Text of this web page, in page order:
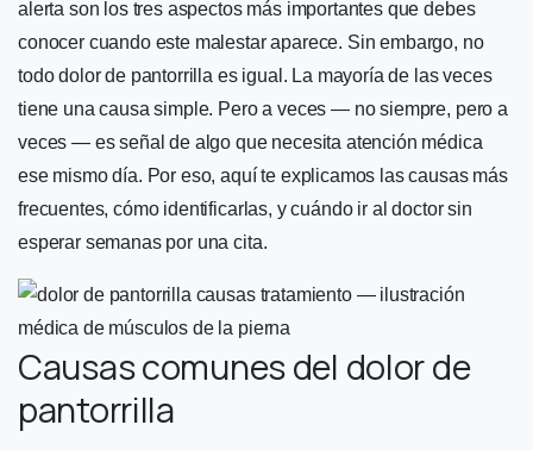
alerta son los tres aspectos más importantes que debes
conocer cuando este malestar aparece. Sin embargo, no
todo dolor de pantorrilla es igual. La mayoría de las veces
tiene una causa simple. Pero a veces — no siempre, pero a
veces — es señal de algo que necesita atención médica
ese mismo día. Por eso, aquí te explicamos las causas más
frecuentes, cómo identificarlas, y cuándo ir al doctor sin
esperar semanas por una cita.
Causas comunes del dolor de
pantorrilla